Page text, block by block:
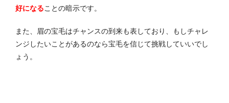
好になることの暗示です。
また、眉の宝毛はチャンスの到来も表しており、もしチャレ
ンジしたいことがあるのなら宝毛を信じて挑戦していいでし
ょう。